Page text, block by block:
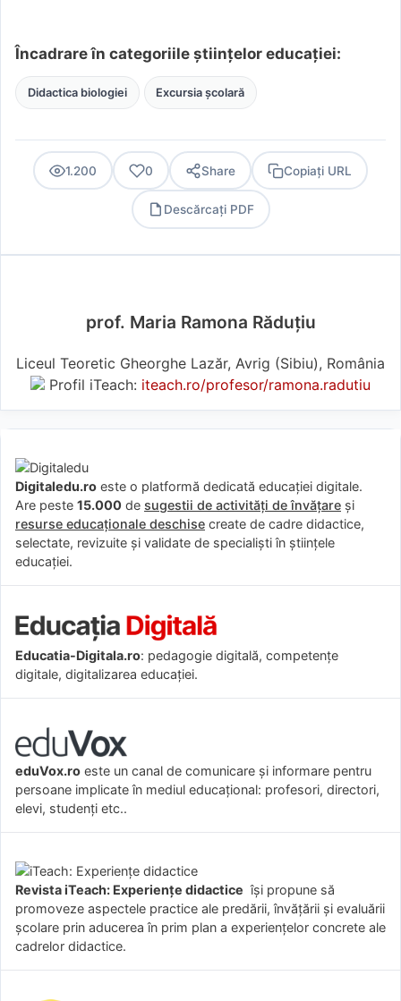
Încadrare în categoriile științelor educației:
Didactica biologiei Excursia școlară
1.200 0 Share Copiați URL
Descărcați PDF
prof. Maria Ramona Răduțiu
Liceul Teoretic Gheorghe Lazăr, Avrig (Sibiu), România
Profil iTeach: iteach.ro/profesor/ramona.radutiu
Digitaledu.ro este o platformă dedicată educației digitale.
Are peste 15.000 de sugestii de activități de învățare și
resurse educaționale deschise create de cadre didactice,
selectate, revizuite și validate de specialiști în științele
educației.
Educatia-Digitala.ro: pedagogie digitală, competențe
digitale, digitalizarea educației.
eduVox.ro este un canal de comunicare și informare pentru
persoane implicate în mediul educațional: profesori, directori,
elevi, studenți etc..
Revista iTeach: Experienţe didactice îşi propune să
promoveze aspectele practice ale predării, învăţării şi evaluării
şcolare prin aducerea în prim plan a experienţelor concrete ale
cadrelor didactice.